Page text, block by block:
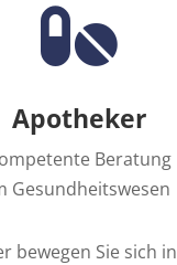

Apotheker
Beratung
Gesundheitswesen
bewegen Sie sich